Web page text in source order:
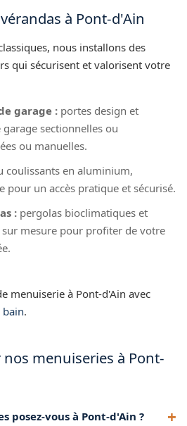
à Pont-d'Ain
nous installons des
qui sécurisent et valorisent votre
garage : portes design et
sectionnelles ou
ou manuelles.
coulissants en aluminium,
pour un accès pratique et sécurisé.
: pergolas bioclimatiques et
mesure pour profiter de votre
menuiserie à Pont-d'Ain avec
bain.
menuiseries à Pont-
posez-vous à Pont-d'Ain ?